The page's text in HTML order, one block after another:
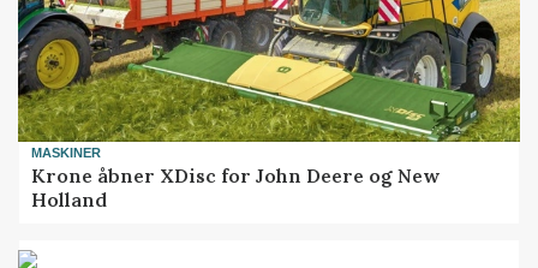
MASKINER
Krone åbner XDisc for John Deere og New
Holland